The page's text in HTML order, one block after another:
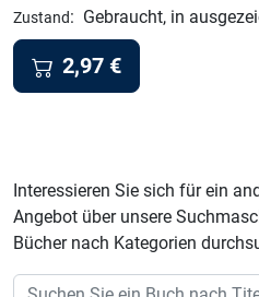
Zustand: Gebraucht, in
2,97 €
Interessieren Sie sich für ein
Angebot über unsere
Bücher nach Kategorien